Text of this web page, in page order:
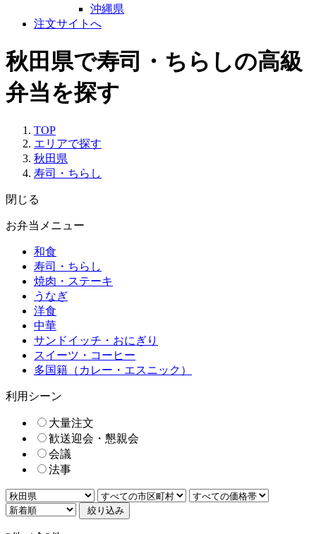
沖縄県
注文サイトへ
秋田県で寿司・ちらしの高級
弁当を探す
TOP
エリアで探す
秋田県
寿司・ちらし
閉じる
お弁当メニュー
和食
寿司・ちらし
焼肉・ステーキ
うなぎ
洋食
中華
サンドイッチ・おにぎり
スイーツ・コーヒー
多国籍（カレー・エスニック）
利用シーン
大量注文
歓送迎会・懇親会
会議
法事
絞り込み